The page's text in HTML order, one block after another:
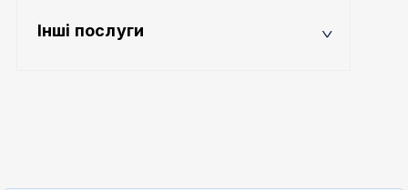
Інші послуги